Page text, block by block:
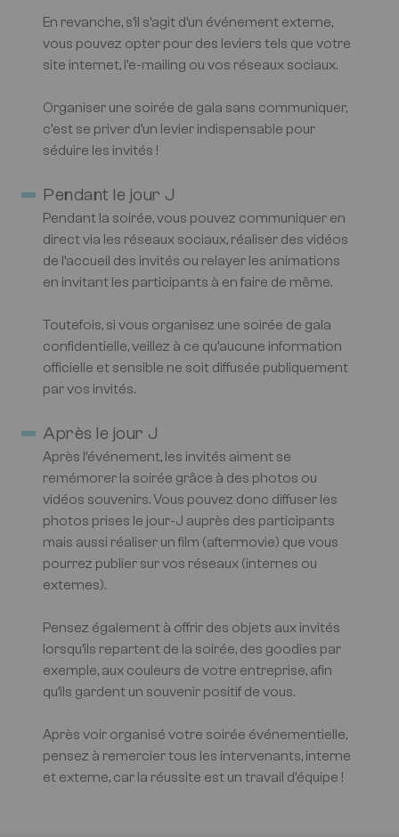
En revanche, s’il s’agit d’un événement externe,
vous pouvez opter pour des leviers tels que votre
site internet, l’e-mailing ou vos réseaux sociaux.
Organiser une soirée de gala sans communiquer,
c’est se priver d’un levier indispensable pour
séduire les invités !
Pendant le jour J
Pendant la soirée, vous pouvez communiquer en
direct via les réseaux sociaux, réaliser des vidéos
de l’accueil des invités ou relayer les animations
en invitant les participants à en faire de même.
Toutefois, si vous organisez une soirée de gala
confidentielle, veillez à ce qu’aucune information
officielle et sensible ne soit diffusée publiquement
par vos invités.
Après le jour J
Après l’événement, les invités aiment se
remémorer la soirée grâce à des photos ou
vidéos souvenirs. Vous pouvez donc diffuser les
photos prises le jour-J auprès des participants
mais aussi réaliser un film (aftermovie) que vous
pourrez publier sur vos réseaux (internes ou
externes).
Pensez également à offrir des objets aux invités
lorsqu’ils repartent de la soirée, des goodies par
exemple, aux couleurs de votre entreprise, afin
qu’ils gardent un souvenir positif de vous.
Après voir organisé votre soirée événementielle,
pensez à remercier tous les intervenants, interne
et externe, car la réussite est un travail d’équipe !